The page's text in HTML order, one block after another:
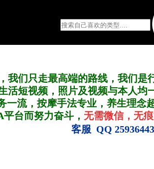
我们只走最高端的路线，我们
活短视频，照片及视频与本人
一流，按摩手法专业，养生理念
平台而努力奋斗， 无需微信，无
客服 QQ